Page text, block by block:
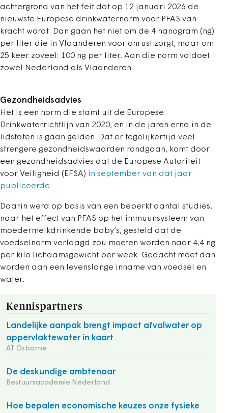
achtergrond van het feit dat op 12 januari 2026 de
nieuwste Europese drinkwaternorm voor PFAS van
kracht wordt. Dan gaan het niet om de 4 nanogram (ng)
per liter die in Vlaanderen voor onrust zorgt, maar om
25 keer zoveel: 100 ng per liter. Aan die norm voldoet
zowel Nederland als Vlaanderen.
Gezondheidsadvies
Het is een norm die stamt uit de Europese
Drinkwaterrichtlijn van 2020, en in de jaren erna in de
lidstaten is gaan gelden. Dat er tegelijkertijd veel
strengere gezondheidswaarden rondgaan, komt door
een gezondheidsadvies dat de Europese Autoriteit
voor Veiligheid (EFSA) in september van dat jaar
publiceerde.
Daarin werd op basis van een beperkt aantal studies,
naar het effect van PFAS op het immuunsysteem van
moedermelkdrinkende baby’s, gesteld dat de
voedselnorm verlaagd zou moeten worden naar 4,4 ng
per kilo lichaamsgewicht per week. Gedacht moet dan
worden aan een levenslange inname van voedsel en
water.
Kennispartners
Landelijke aanpak brengt impact afvalwater op
oppervlaktewater in kaart
AT Osborne
De deskundige ambtenaar
Bestuursacademie Nederland
Hoe bepalen economische keuzes onze fysieke